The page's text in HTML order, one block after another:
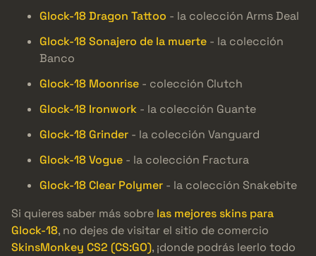
Glock-18 Dragon Tattoo - la colección Arms Deal
Glock-18 Sonajero de la muerte - la colección
Banco
Glock-18 Moonrise - colección Clutch
Glock-18 Ironwork - la colección Guante
Glock-18 Grinder - la colección Vanguard
Glock-18 Vogue - la colección Fractura
Glock-18 Clear Polymer - la colección Snakebite
Si quieres saber más sobre las mejores skins para
Glock-18, no dejes de visitar el sitio de comercio
SkinsMonkey CS2 (CS:GO), ¡donde podrás leerlo todo